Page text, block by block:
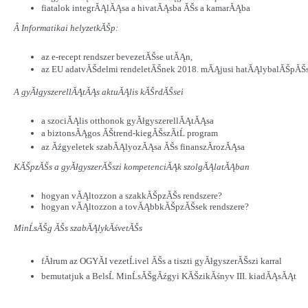
fiatalok integrĂĄlĂĄsa a hivatĂĄsba ĂŠs a kamarĂĄba
Â Informatikai helyzetkĂŠp:
az e-recept rendszer bevezetĂŠse utĂĄn,
az EU adatvĂŠdelmi rendeletĂŠnek 2018. mĂĄjusi
A gyĂłgyszerellĂĄtĂĄs aktuĂĄlis kĂŠrdĂŠsei
a szociĂĄlis otthonok gyĂłgyszerellĂĄtĂĄsa
a biztonsĂĄgos ĂŠtrend-kiegĂŠszĂ­tĹ program
az Ăźgyeletek szabĂĄlyozĂĄsa ĂŠs finanszĂ­rozĂĄsa
KĂŠpzĂŠs a gyĂłgyszerĂŠszi kompetenciĂĄk szolgĂĄlatĂĄban
hogyan vĂĄltozzon a szakkĂŠpzĂŠs rendszere?
hogyan vĂĄltozzon a tovĂĄbbkĂŠpzĂŠsek rendszere?
MinĹsĂŠg ĂŠs szabĂĄlykĂśvetĂŠs
fĂłrum az OGYĂI vezetĹivel ĂŠs a tiszti gyĂłgyszerĂŠszi karral
bemutatjuk a BelsĹ MinĹsĂŠgĂźgyi KĂŠzikĂśnyv III. kiadĂĄsĂĄt